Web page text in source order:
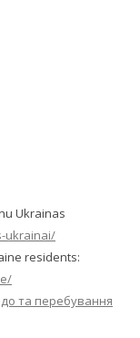
Ukrainas
ukrainai/
residents:
до та перебування